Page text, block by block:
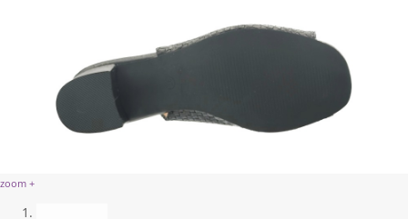
zoom +